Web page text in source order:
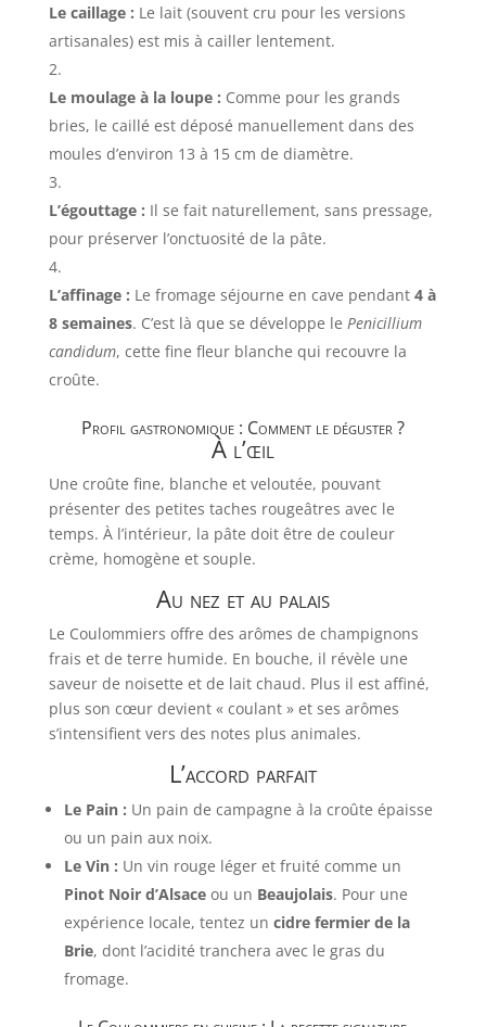
Le caillage : Le lait (souvent cru pour les versions
artisanales) est mis à cailler lentement.
Le moulage à la loupe : Comme pour les grands
bries, le caillé est déposé manuellement dans des
moules d’environ 13 à 15 cm de diamètre.
L’égouttage : Il se fait naturellement, sans pressage,
pour préserver l’onctuosité de la pâte.
L’affinage : Le fromage séjourne en cave pendant 4 à
8 semaines. C’est là que se développe le Penicillium
candidum, cette fine fleur blanche qui recouvre la
croûte.
Profil gastronomique : Comment le déguster ?
À l’œil
Une croûte fine, blanche et veloutée, pouvant
présenter des petites taches rougeâtres avec le
temps. À l’intérieur, la pâte doit être de couleur
crème, homogène et souple.
Au nez et au palais
Le Coulommiers offre des arômes de champignons
frais et de terre humide. En bouche, il révèle une
saveur de noisette et de lait chaud. Plus il est affiné,
plus son cœur devient « coulant » et ses arômes
s’intensifient vers des notes plus animales.
L’accord parfait
Le Pain : Un pain de campagne à la croûte épaisse
ou un pain aux noix.
Le Vin : Un vin rouge léger et fruité comme un
Pinot Noir d’Alsaceou un Beaujolais. Pour une
expérience locale, tentez un cidre fermier de la
Brie, dont l’acidité tranchera avec le gras du
fromage.